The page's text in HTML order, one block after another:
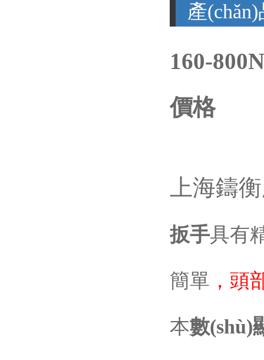
產
160-
價格
上海鑄
扳手具有
簡單 ，
本數(shù)